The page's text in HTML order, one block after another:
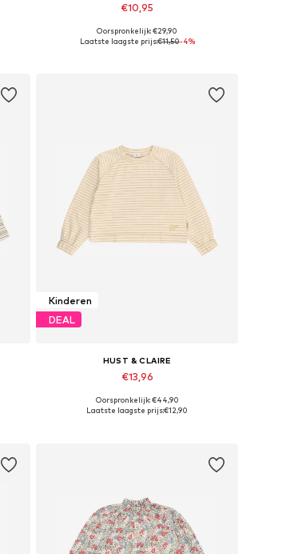
€10,95
Beschikbare maten: 86, 122-128
Oorspronkelijk: €29,90
Laatste laagste prijs:€11,50-4%
Kinderen
DEAL
HUST & CLAIRE
€13,96
Beschikbare maten: 116
Oorspronkelijk: €44,90
Laatste laagste prijs:€12,90